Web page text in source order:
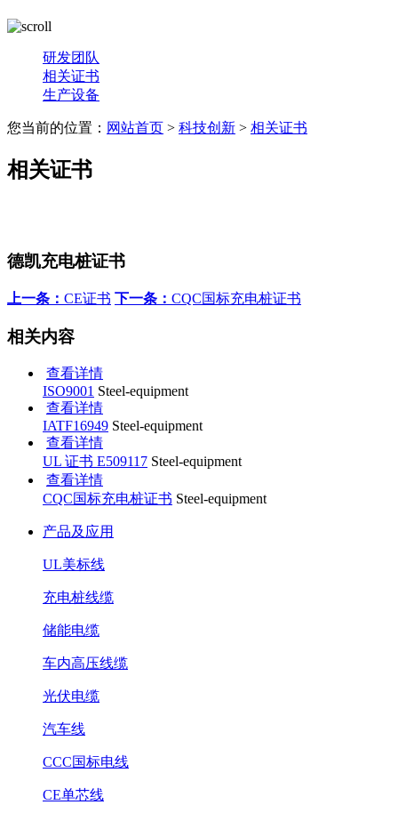
研发团队
相关证书
生产设备
您当前的位置： 网站首页 > 科技创新 > 相关证书
相关证书
德凯充电桩证书
上一条： CE证书 下一条： CQC国标充电桩证书
相关内容
查看详情
ISO9001 Steel-equipment
查看详情
IATF16949 Steel-equipment
查看详情
UL 证书 E509117 Steel-equipment
查看详情
CQC国标充电桩证书 Steel-equipment
产品及应用
UL美标线
充电桩线缆
储能电缆
车内高压线缆
光伏电缆
汽车线
CCC国标电线
CE单芯线